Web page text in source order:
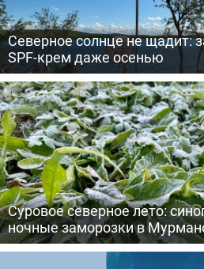
Северное солнце не щадит:
SPF-крем даже осенью
Суровое северное лето:
ночные заморозки в